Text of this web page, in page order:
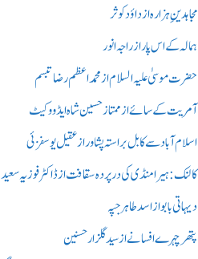
مجاہدینِ ہزارہ از داؤد کوثر
ہمالہ کے اس پار از راجہ انور
حضرت موسیٰ علیہ السلام از محمد اعظم رضا تبسم
آمریت کے سائے از ممتاز حسین شاہ ایڈووکیٹ
اسلام آباد سے کابل براستہ پشاور از عقیل یوسفزئی
کالنک: ہیرا منڈی کی در پردہ سقافت از ڈاکٹر فوزیہ سعید
دیہاتی بابو از اسد طاہر جپہ
پتھر چہرے افسانے از سید گلزار حسنین